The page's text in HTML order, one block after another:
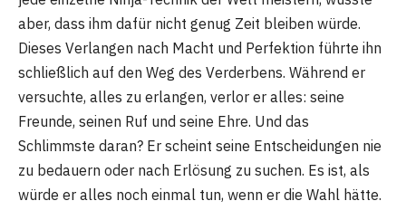
aber, dass ihm dafür nicht genug Zeit bleiben würde.
Dieses Verlangen nach Macht und Perfektion führte ihn
schließlich auf den Weg des Verderbens. Während er
versuchte, alles zu erlangen, verlor er alles: seine
Freunde, seinen Ruf und seine Ehre. Und das
Schlimmste daran? Er scheint seine Entscheidungen nie
zu bedauern oder nach Erlösung zu suchen. Es ist, als
würde er alles noch einmal tun, wenn er die Wahl hätte.